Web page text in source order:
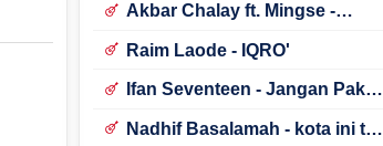
Akbar Chalay ft. Mingse -
Raim Laode - IQRO'
Ifan Seventeen - Jangan Paksa
Nadhif Basalamah - kota ini tak